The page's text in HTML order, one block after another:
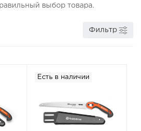
выбор товара.
Фильтр
Есть в наличии